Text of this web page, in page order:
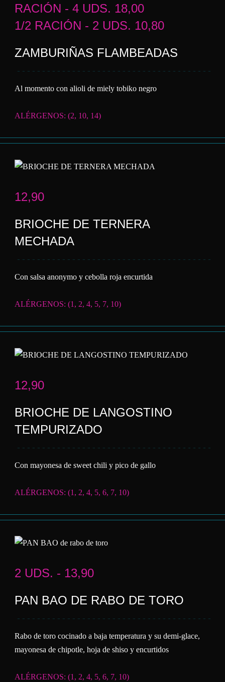
RACIÓN - 4 UDS. 18,00
1/2 RACIÓN - 2 UDS. 10,80
ZAMBURIÑAS FLAMBEADAS
Al momento con alioli de miely tobiko negro
ALÉRGENOS: (2, 10, 14)
12,90
BRIOCHE DE TERNERA
MECHADA
Con salsa anonymo y cebolla roja encurtida
ALÉRGENOS: (1, 2, 4, 5, 7, 10)
12,90
BRIOCHE DE LANGOSTINO
TEMPURIZADO
Con mayonesa de sweet chili y pico de gallo
ALÉRGENOS: (1, 2, 4, 5, 6, 7, 10)
2 UDS. - 13,90
PAN BAO DE RABO DE TORO
Rabo de toro cocinado a baja temperatura y su demi-glace,
mayonesa de chipotle, hoja de shiso y encurtidos
ALÉRGENOS: (1, 2, 4, 5, 6, 7, 10)